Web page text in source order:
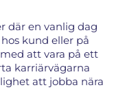
där en vanlig dag
kund eller på
att vara på ett
karriärvägarna
att jobba nära